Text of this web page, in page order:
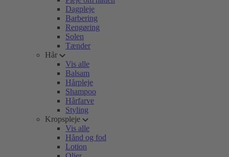
Dagpleje
Barbering
Rengøring
Solen
Tænder
Hår
Vis alle
Balsam
Hårpleje
Shampoo
Hårfarve
Styling
Kropspleje
Vis alle
Hånd og fod
Lotion